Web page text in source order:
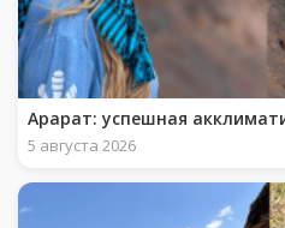
Арарат: успешная
5 августа 2026